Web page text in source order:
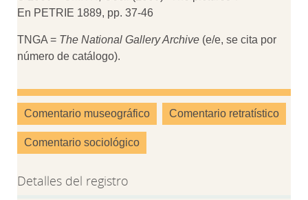
En PETRIE 1889, pp. 37-46
TNGA = The National Gallery Archive (e/e, se cita por
número de catálogo).
Comentario museográfico Comentario retratístico
Comentario sociológico
Detalles del registro